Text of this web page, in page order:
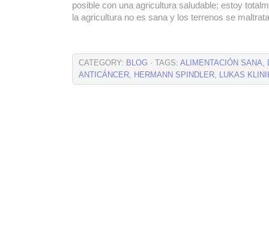
posible con una agricultura saludable; estoy
la agricultura no es sana y los terrenos se
CATEGORY: BLOG · TAGS: ALIMENTACIÓN SANA,
ANTICÁNCER, HERMANN SPINDLER, LUKAS